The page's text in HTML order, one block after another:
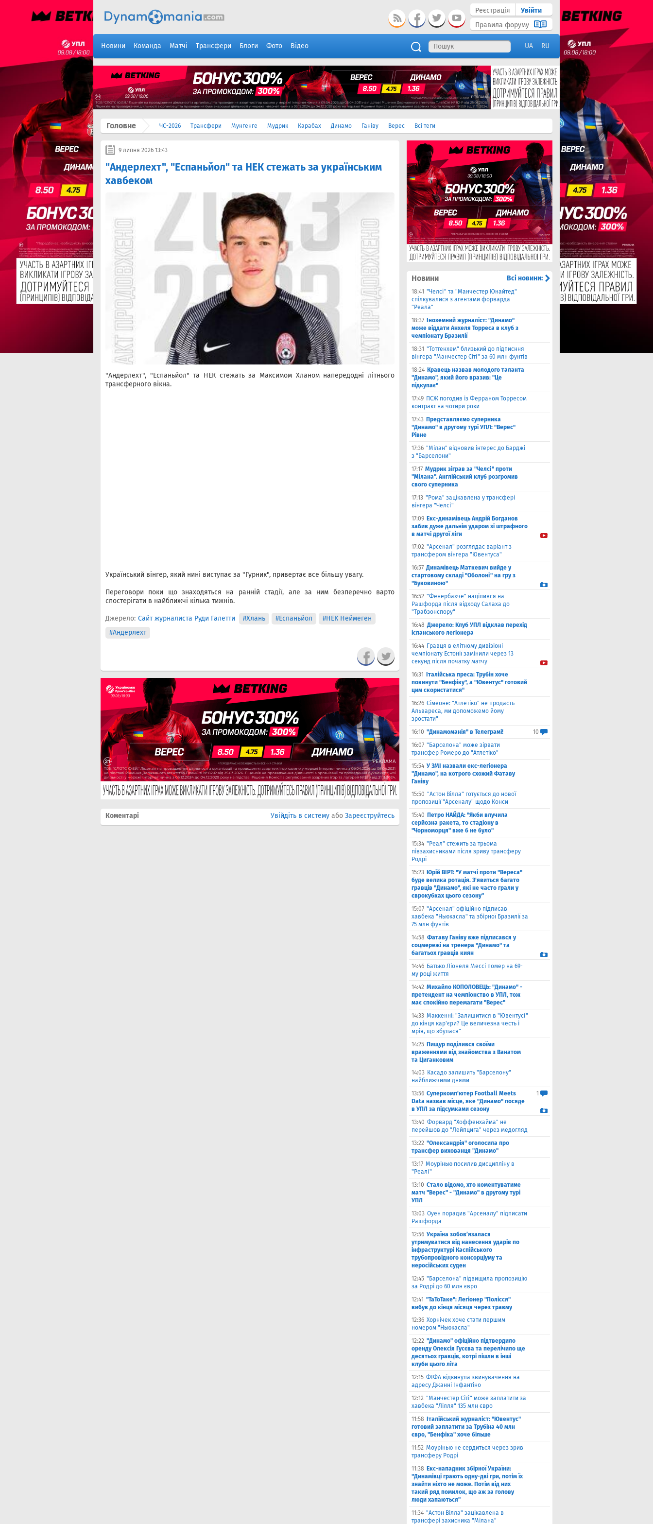
Реєстрація
Увійти
Правила форуму
Новини Команда Матчі Трансфери Блоги Фото Відео UA RU
Головне ЧС-2026 Трансфери Мунгенге Мудрик Карабах Динамо Ганіву Верес Всі теги
9 липня 2026 13:43
"Андерлехт", "Еспаньйол" та НЕК стежать за українським
хавбеком
"Андерлехт", "Еспаньйол" та НЕК стежать за Максимом Хланом напередодні літнього
трансферного вікна.
Український вінгер, який нині виступає за "Гурник", привертає все більшу увагу.
Переговори поки що знаходяться на ранній стадії, але за ним безперечно варто
спостерігати в найближчі кілька тижнів.
Джерело: Сайт журналиста Руди Галетти #Хлань #Еспаньйол
#НЕК Неймеген
#Андерлехт
Коментарі Увійдіть в систему або Зареєструйтесь
Новини Всі новини:
18:41 "Челсі" та "Манчестер Юнайтед"
спілкувалися з агентами форварда
"Реала"
18:37
Іноземний журналіст: "Динамо"
може віддати Анхеля Торреса в клуб з
чемпіонату Бразилії
18:31 "Тоттенхем" близький до підписння
вінгера "Манчестер Сіті" за 60 млн фунтів
18:24 Кравець назвав молодого таланта
"Динамо", який його вразив: "Це
підкупає"
17:49 ПСЖ погодив із Ферраном Торресом
контракт на чотири роки
17:43 Представляємо суперника
"Динамо" в другому турі УПЛ: "Верес"
Рівне
17:36 "Мілан" відновив інтерес до Барджі
з "Барселони"
17:17 Мудрик зіграв за "Челсі" проти
"Мілана". Англійський клуб розгромив
свого суперника
17:13 "Рома" зацікавлена у трансфері
вінгера "Челсі"
17:09 Екс-динамівець Андрій Богданов
забив дуже дальнім ударом зі штрафного
в матчі другої ліги
17:02 "Арсенал" розглядає варіант з
трансфером вінгера "Ювентуса"
16:57 Динамівець Маткевич вийде у
стартовому складі "Оболоні" на гру з
"Буковиною"
16:52 "Фенербахче" націлився на
Рашфорда після відходу Салаха до
"Трабзонспору"
16:48 Джерело: Клуб УПЛ відклав перехід
іспанського легіонера
16:44 Гравця в елітному дивізіоні
чемпіонату Естонії замінили через 13
секунд після початку матчу
16:31
Італійська преса: Трубін хоче
покинути "Бенфіку", а "Ювентус" готовий
цим скористатися"
16:26 Сімеоне: "Атлетіко" не продасть
Альвареса, ми допоможемо йому
зростати"
16:10 "Динамоманія" в Телеграмі!
10
16:07 "Барселона" може зірвати
трансфер Ромеро до "Атлетіко"
15:54 У ЗМІ назвали екс-легіонера
"Динамо", на котрого схожий Фатаву
Ганіву
15:50 "Астон Вілла" готується до нової
пропозиції "Арсеналу" щодо Конси
15:40 Петро НАЙДА: "Якби влучила
серйозна ракета, то стадіону в
"Чорноморця" вже б не було"
15:34 "Реал" стежить за трьома
півзахисниками після зриву трансферу
Родрі
15:23 Юрій ВІРТ: "У матчі проти "Вереса"
буде велика ротація. З'явиться багато
гравців "Динамо", які не часто грали у
єврокубках цього сезону"
15:07 "Арсенал" офіційно підписав
хавбека "Ньюкасла" та збірної Бразилії за
75 млн фунтів
14:58 Фатаву Ганіву вже підписався у
соцмережі на тренера "Динамо" та
багатьох гравців киян
14:46 Батько Ліонеля Мессі помер на 69-
му році життя
14:42 Михайло КОПОЛОВЕЦЬ: "Динамо" -
претендент на чемпіонство в УПЛ, тож
має спокійно перемагати "Верес"
14:33 Маккенні: "Залишитися в "Ювентусі"
до кінця кар'єри? Це величезна честь і
мрія, що збулася"
14:25 Пищур поділився своїми
враженнями від знайомства з Ванатом
та Циганковим
14:03 Касадо залишить "Барселону"
найближчими днями
13:56 Суперкомп'ютер Football Meets
Data назвав місце, яке "Динамо" посяде
в УПЛ за підсумками сезону
1
13:40 Форвард "Хоффенхайма" не
перейшов до "Лейпцига" через медогляд
13:22 "Олександрія" оголосила про
трансфер вихованця "Динамо"
13:17 Моурінью посилив дисципліну в
"Реалі"
13:10 Стало відомо, хто коментуватиме
матч "Верес" - "Динамо" в другому турі
УПЛ
13:03 Оуен порадив "Арсеналу" підписати
Рашфорда
12:56 Україна зобов’язалася
утримуватися від нанесення ударів по
інфраструктурі Каспійського
трубопровідного консорціуму та
неросійських суден
12:45 "Барселона" підвищила пропозицію
за Родрі до 60 млн євро
12:41 "ТаТоТаке": Легіонер "Полісся"
вибув до кінця місяця через травму
12:36 Хорнічек хоче стати першим
номером "Ньюкасла"
12:22 "Динамо" офіційно підтвердило
оренду Олексія Гусєва та перелічило ще
десятьох гравців, котрі пішли в інші
клуби цього літа
12:15 ФІФА відкинула звинувачення на
адресу Джанні Інфантіно
12:12 "Манчестер Сіті" може заплатити за
хавбека "Лілля" 135 млн євро
11:58
Італійський журналіст: "Ювентус"
готовий заплатити за Трубіна 40 млн
євро, "Бенфіка" хоче більше
11:52 Моурінью не сердиться через зрив
трансферу Родрі
11:38 Екс-нападник збірної України:
"Динамівці грають одну-дві гри, потім їх
знайти ніхто не може. Потім від них
такий ряд помилок, що аж за голову
люди хапаються"
11:34 "Астон Вілла" зацікавлена в
трансфері захисника "Мілана"